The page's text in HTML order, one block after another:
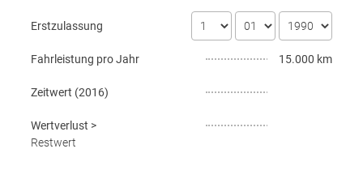
Erstzulassung
Fahrleistung pro Jahr 15.000 km
Zeitwert (2016)
Wertverlust >
Restwert